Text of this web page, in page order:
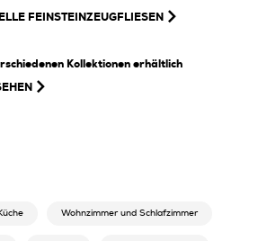
FEINSTEINZEUGFLIESEN
Kollektionen erhältlich
Küche Wohnzimmer und Schlafzimmer